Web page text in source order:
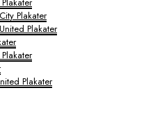
Plakater
Plakater
Plakater